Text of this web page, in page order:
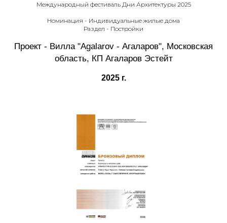
Международный фестиваль Дни Архитектуры 2025
Номинация - Индивидуальные жилые дома
Раздел - Постройки
Проект - Вилла "Agalarov - Агаларов", Московская
область, КП Агаларов Эстейт
2025 г.